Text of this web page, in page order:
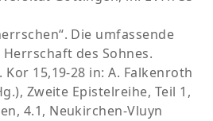
Die umfassende
des Sohnes.
15,19-28 in: A. Falkenroth
Zweite Epistelreihe, Teil 1,
4.1, Neukirchen-Vluyn